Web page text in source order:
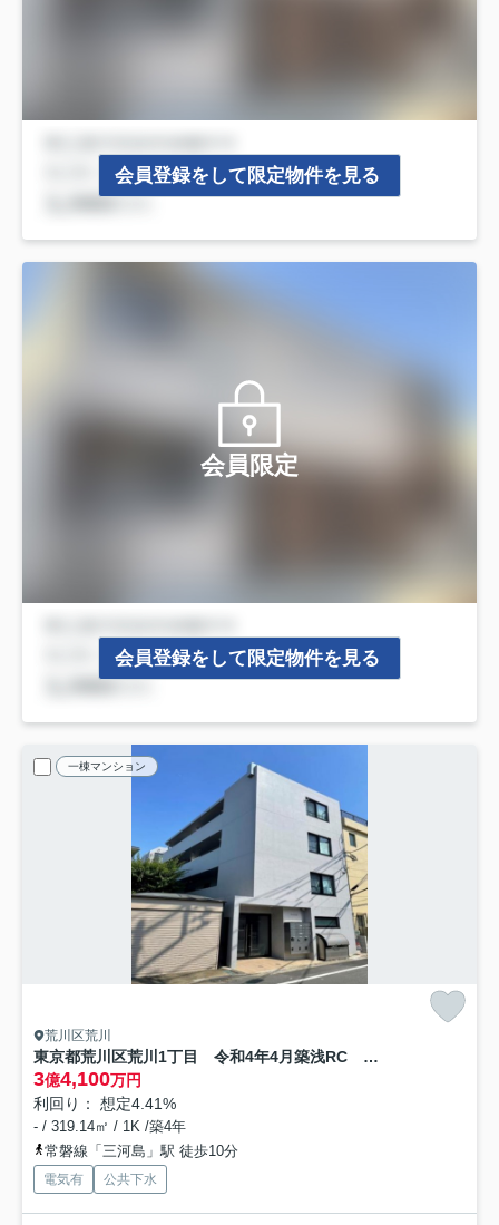
会員登録をして限定物件を見る
会員限定
会員登録をして限定物件を見る
一棟マンション
荒川区荒川
東京都荒川区荒川1丁目 令和4年4月築浅RC 1棟マンション
3億4,100万円
利回り： 想定4.41%
- / 319.14㎡ / 1K /築4年
常磐線「三河島」駅 徒歩10分
電気有 公共下水